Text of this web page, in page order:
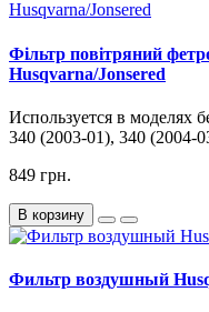
Фільтр повітряний
Husqvarna/Jonsered
Используется в моделях
340 (2003-01), 340 (2004-
849 грн.
В корзину
Фильтр воздушный